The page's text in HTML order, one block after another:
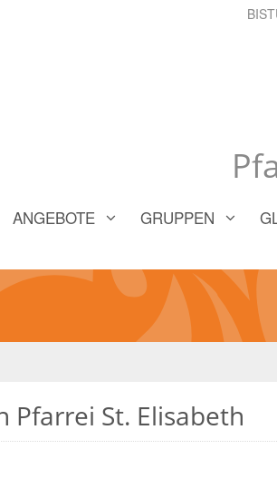
ANGEBOTE GRUPPEN
St. Elisabeth